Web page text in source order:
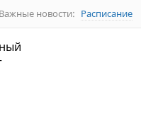
Важные новости: Расписание